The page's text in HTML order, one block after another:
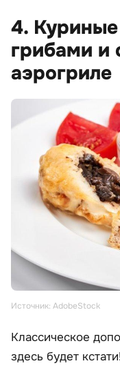
4.
грибами и
аэрогриле
Источник: AdobeStock
Классическое
здесь будет